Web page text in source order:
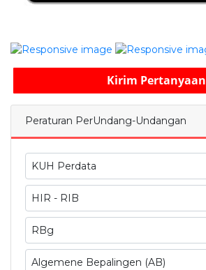
Kirim Pertanyaan
Peraturan PerUndang-Undangan
KUH Perdata
HIR - RIB
RBg
Algemene Bepalingen (AB)